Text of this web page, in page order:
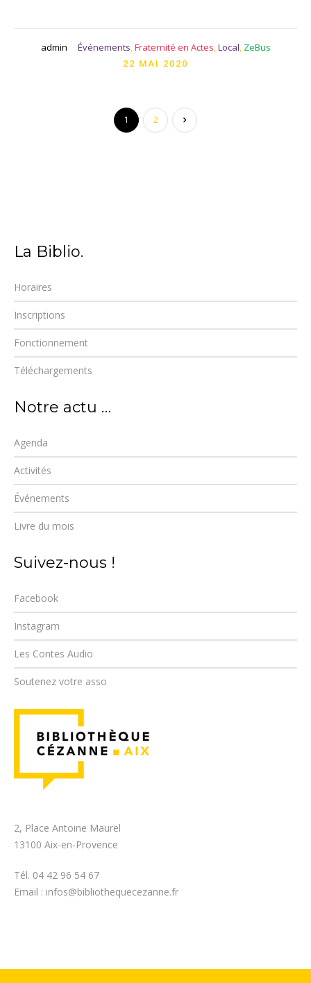
admin Événements,Fraternité en Actes,Local, ZeBus
22 MAI 2020
1 2
La Biblio.
Horaires
Inscriptions
Fonctionnement
Téléchargements
Notre actu …
Agenda
Activités
Événements
Livre du mois
Suivez-nous !
Facebook
Instagram
Les Contes Audio
Soutenez votre asso
2, Place Antoine Maurel
13100 Aix-en-Provence
Tél. 04 42 96 54 67
Email : infos@bibliothequecezanne.fr